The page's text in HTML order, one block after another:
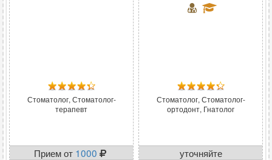
Стоматолог, Стоматолог-
терапевт
Прием от 1000
Стоматолог, Стоматолог-
ортодонт, Гнатолог
уточняйте